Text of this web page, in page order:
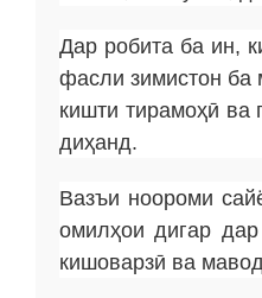
Дар робита ба ин,
фасли зимистон ба
кишти тирамоҳӣ ва
диҳанд.
Вазъи ноороми
омилҳои дигар
кишоварзӣ ва